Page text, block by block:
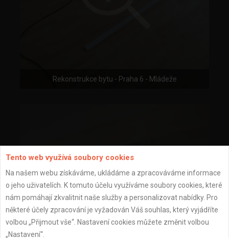
Rekonstrukce bytu - Praha 6 - Mládeže
Tento web využívá soubory cookies
Na našem webu získáváme, ukládáme a zpracováváme informace
o jeho uživatelích. K tomuto účelu využíváme soubory cookies, které
nám pomáhají zkvalitnit naše služby a personalizovat nabídky. Pro
některé účely zpracování je vyžadován Váš souhlas, který vyjádříte
volbou „Přijmout vše“. Nastavení cookies můžete změnit volbou
„Nastavení“.